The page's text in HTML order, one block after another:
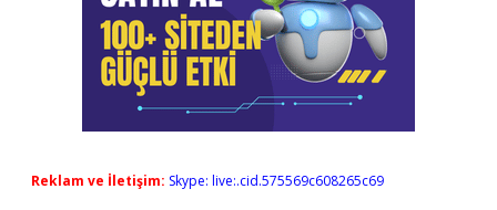
Reklam ve İletişim: Skype: live:.cid.575569c608265c69